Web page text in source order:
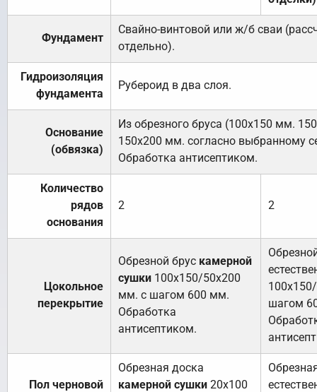
Фундамент
Свайно-винтовой или ж/б сваи
отдельно).
Гидроизоляция
фундамента
Рубероид в два слоя.
Основание
(обвязка)
Из обрезного бруса (100х150 мм.
150х200 мм. согласно выбранному
Обработка антисептиком.
Количество
рядов
основания
2 2
Цокольное
перекрытие
Обрезной брус камерной
сушки 100х150/50х200
мм. с шагом 600 мм.
Обработка
антисептиком.
шагом
Пол черновой
Обрезная доска
камерной сушки 20х100